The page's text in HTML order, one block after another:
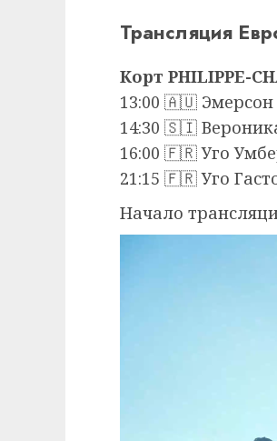
Трансляция
Корт PHILIPPE-
13:00 🇦🇺
14:30 🇸🇮
16:00 🇫🇷 Уго
21:15 🇫🇷 Уго
Начало